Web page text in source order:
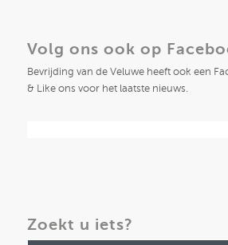
Volg ons ook op
Bevrijding van de Veluwe heeft ook een
& Like ons voor het laatste nieuws.
Zoekt u iets?